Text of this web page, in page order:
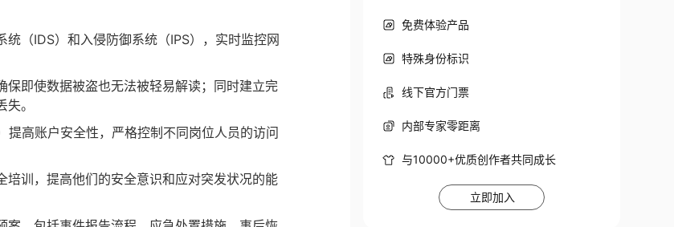
统（IDS）和入侵防御系统（IPS），实时监控网
保即使数据被盗也无法被轻易解读；同时建立完
。
提高账户安全性，严格控制不同岗位人员的访问
培训，提高他们的安全意识和应对突发状况的能
免费体验产品
特殊身份标识
线下官方门票
内部专家零距离
与10000+优质创作者共同成长
立即加入